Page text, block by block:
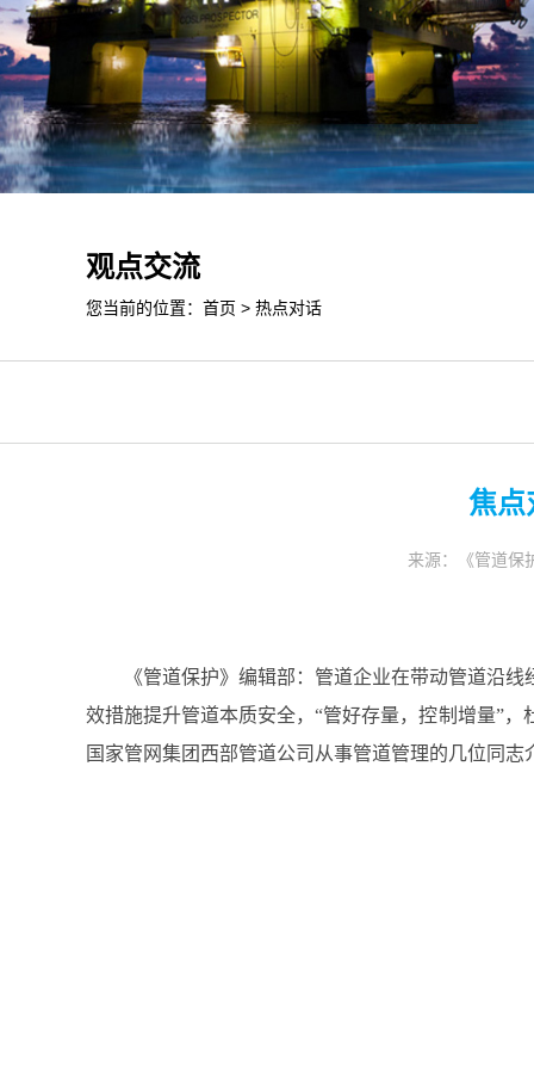
观点交流
您当前的位置： 首页 > 热点对话
焦点
来源：《管道保
《管道保护》编辑部：管道企业在带动管道沿
效措施提升管道本质安全，“管好存量，控制增量”
国家管网集团西部管道公司从事管道管理的几位同